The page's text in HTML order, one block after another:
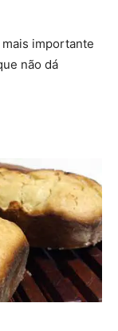
importante
não dá